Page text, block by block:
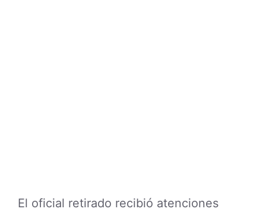
El oficial retirado recibió atenciones